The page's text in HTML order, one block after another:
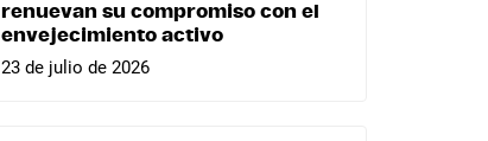
renuevan su compromiso con el
envejecimiento activo
23 de julio de 2026